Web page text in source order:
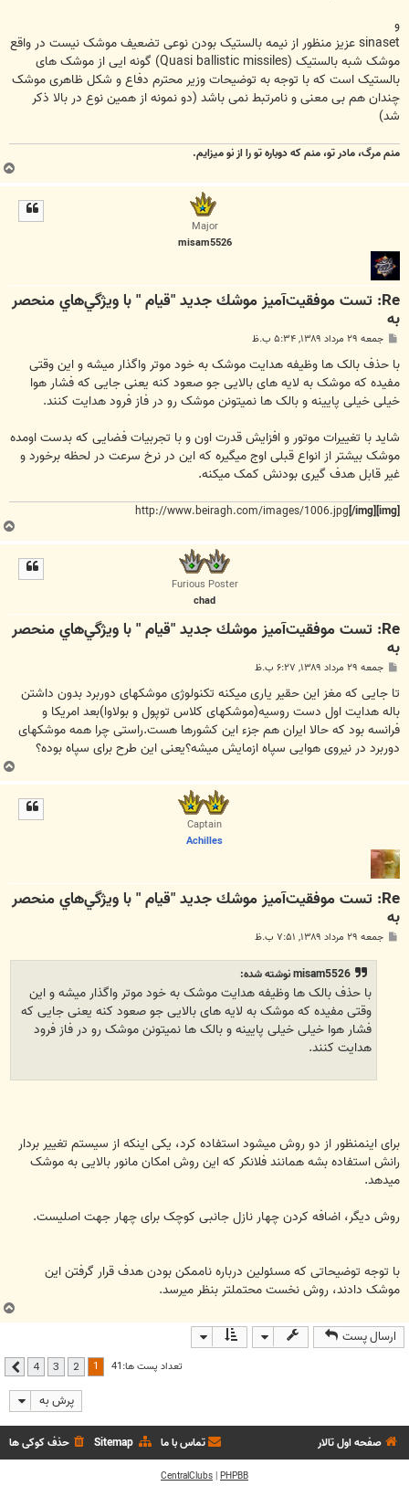
و
sinaset عزیز منظور از نیمه بالستیک بودن نوعی تضعیف موشک نیست در واقع
موشک شبه بالستیک (Quasi ballistic missiles) گونه ایی از موشک های
بالستیک است که با توجه به توضیحات وزیر محترم دفاع و شکل ظاهری موشک
چندان هم بی معنی و نامرتبط نمی باشد (دو نمونه از همین نوع در بالا ذکر
شد)
منم مرگ، مادر تو، منم که دوباره تو را از نو میزایم.
ب
ا
Major
misam5526
Re: تست موفقيت‌آميز موشك جديد "قيام " با ويژگي‌هاي منحصر
به
پ
ت
جمعه ۲۹ مرداد ۱۳۸۹, ۵:۳۴ ب.ظ
با حذف بالک ها وظیفه هدایت موشک به خود موتر واگذار میشه و این وقتی
مفیده که موشک به لایه های بالایی جو صعود کنه یعنی جایی که فشار هوا
خیلی خیلی پایینه و بالک ها نمیتونن موشک رو در فاز فرود هدایت کنند.
شاید با تغییرات موتور و افزایش قدرت اون و با تجربیات فضایی که بدست اومده
موشک بیشتر از انواع قبلی اوج میگیره که این در نرخ سرعت در لحظه برخورد و
غیر قابل هدف گیری بودنش کمک میکنه.
http://www.beiragh.com/images/1006.jpg[/img]
ب
ا
Furious Poster
chad
Re: تست موفقيت‌آميز موشك جديد "قيام " با ويژگي‌هاي منحصر
به
پ
ت
جمعه ۲۹ مرداد ۱۳۸۹, ۶:۲۷ ب.ظ
تا جایی که مغز این حقیر یاری میکنه تکنولوژی موشکهای دوربرد بدون داشتن
باله هدایت اول دست روسیه(موشکهای کلاس توپول و بولاوا)بعد امریکا و
فرانسه بود که حالا ایران هم جزء این کشورها هست.راستی چرا همه موشکهای
دوربرد در نیروی هوایی سپاه ازمایش میشه؟یعنی این طرح برای سپاه بوده؟
ب
ا
Captain
Achilles
Re: تست موفقيت‌آميز موشك جديد "قيام " با ويژگي‌هاي منحصر
به
پ جمعه ۲۹ مرداد ۱۳۸۹, ۷:۵۱ ب.ظ
misam5526 نوشته شده:
با حذف بالک ها وظیفه هدایت موشک به خود موتر واگذار میشه و این
وقتی مفیده که موشک به لایه های بالایی جو صعود کنه یعنی جایی که
فشار هوا خیلی خیلی پایینه و بالک ها نمیتونن موشک رو در فاز فرود
هدایت کنند.
برای اینمنظور از دو روش میشود استفاده کرد، یکی اینکه از سیستم تغییر بردار
رانش استفاده بشه همانند فلانکر که این روش امکان مانور بالایی به موشک
میدهد.
روش دیگر، اضافه کردن چهار نازل جانبی کوچک برای چهار جهت اصلیست.
با توجه توضیحاتی که مسئولین درباره ناممکن بودن هدف قرار گرفتن این
موشک دادند، روش نخست محتملتر بنظر میرسد.
ب
ا
ارسال پست
تعداد پست ها:41 2
3
4 بعدی
پرش به
صفحه اول تالار حذف کوکی ها Sitemap تماس با ما
PHPBB
|
CentralClubs